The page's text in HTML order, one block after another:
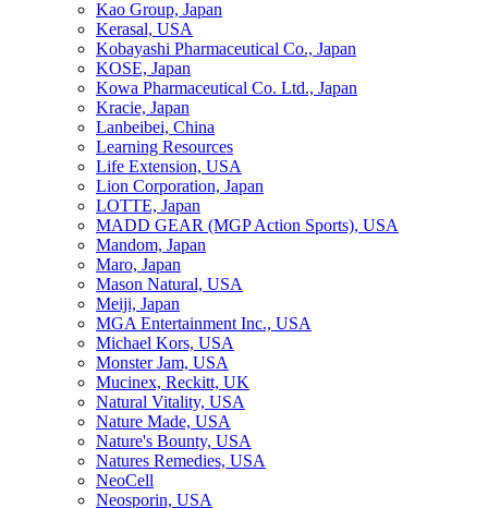
Kao Group, Japan
Kerasal, USA
Kobayashi Pharmaceutical Co., Japan
KOSE, Japan
Kowa Pharmaceutical Co. Ltd., Japan
Kracie, Japan
Lanbeibei, China
Learning Resources
Life Extension, USA
Lion Corporation, Japan
LOTTE, Japan
MADD GEAR (MGP Action Sports), USA
Mandom, Japan
Maro, Japan
Mason Natural, USA
Meiji, Japan
MGA Entertainment Inc., USA
Michael Kors, USA
Monster Jam, USA
Mucinex, Reckitt, UK
Natural Vitality, USA
Nature Made, USA
Nature's Bounty, USA
Natures Remedies, USA
NeoCell
Neosporin, USA